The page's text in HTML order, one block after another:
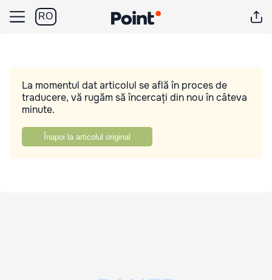
RO
La momentul dat articolul se află în proces de
traducere, vă rugăm să încercați din nou în câteva
minute.
Înapoi la articolul original